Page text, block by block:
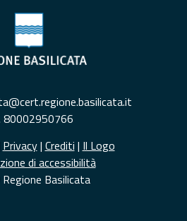
80002950766
Privacy| Crediti | Il Logo
di accessibilità
Basilicata